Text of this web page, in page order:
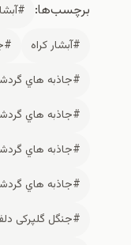
برچسب‌ها:
#آبشار کراه
#جاذبه هاي
#جاذبه هاي
#جاذبه هاي
#جاذبه هاي
#جنگل گلپرکی